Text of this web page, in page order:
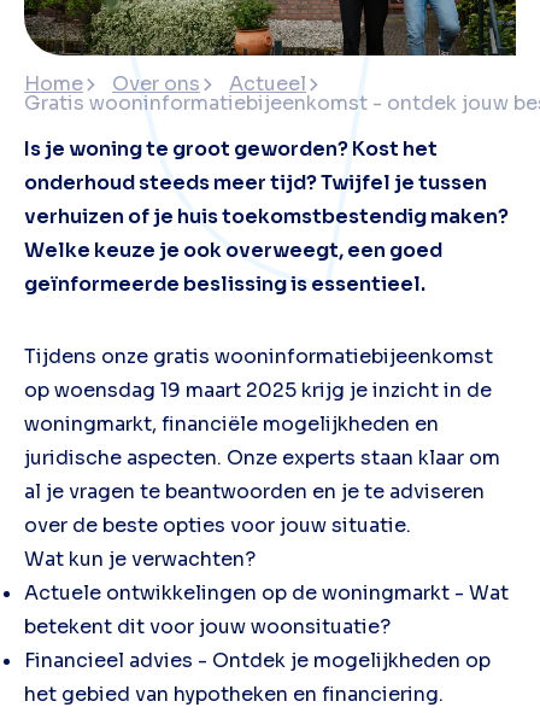
Home Over ons Actueel
Gratis wooninformatiebijeenkomst - ontdek jouw
Is je woning te groot geworden? Kost het
onderhoud steeds meer tijd? Twijfel je tussen
verhuizen of je huis toekomstbestendig maken?
Welke keuze je ook overweegt, een goed
geïnformeerde beslissing is essentieel.
Tijdens onze gratis wooninformatiebijeenkomst
op woensdag 19 maart 2025 krijg je inzicht in de
woningmarkt, financiële mogelijkheden en
juridische aspecten. Onze experts staan klaar om
al je vragen te beantwoorden en je te adviseren
over de beste opties voor jouw situatie.
Wat kun je verwachten?
Actuele ontwikkelingen op de woningmarkt - Wat
betekent dit voor jouw woonsituatie?
Financieel advies - Ontdek je mogelijkheden op
het gebied van hypotheken en financiering.